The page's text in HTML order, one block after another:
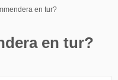
en tur?
en tur?